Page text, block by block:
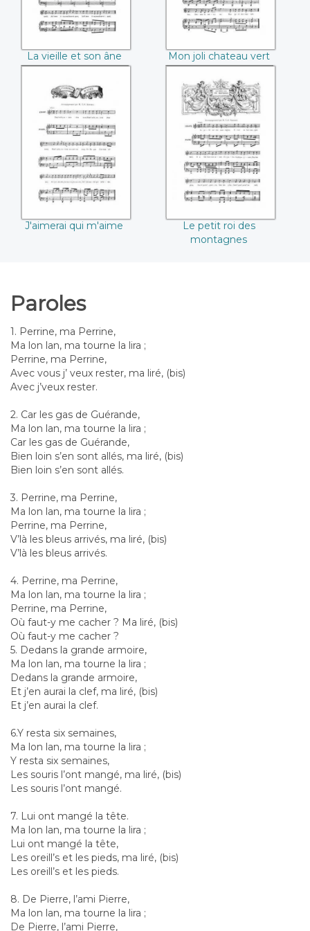
La vieille et son âne Mon joli chateau vert
J'aimerai qui
m'aime
J'aimerai qui m'aime
Le petit roi des
montagnes
Le petit roi des
montagnes
Paroles
1. Perrine, ma Perrine,
Ma lon lan, ma tourne la lira ;
Perrine, ma Perrine,
Avec vous j’ veux rester, ma liré, (bis)
Avec j’veux rester.
2. Car les gas de Guérande,
Ma lon lan, ma tourne la lira ;
Car les gas de Guérande,
Bien loin s’en sont allés, ma liré, (bis)
Bien loin s’en sont allés.
3. Perrine, ma Perrine,
Ma lon lan, ma tourne la lira ;
Perrine, ma Perrine,
V’là les bleus arrivés, ma liré, (bis)
V’là les bleus arrivés.
4. Perrine, ma Perrine,
Ma lon lan, ma tourne la lira ;
Perrine, ma Perrine,
Où faut-y me cacher ? Ma liré, (bis)
Où faut-y me cacher ?
5. Dedans la grande armoire,
Ma lon lan, ma tourne la lira ;
Dedans la grande armoire,
Et j’en aurai la clef, ma liré, (bis)
Et j’en aurai la clef.
6.Y resta six semaines,
Ma lon lan, ma tourne la lira ;
Y resta six semaines,
Les souris l’ont mangé, ma liré, (bis)
Les souris l’ont mangé.
7. Lui ont mangé la tête.
Ma lon lan, ma tourne la lira ;
Lui ont mangé la tête,
Les oreill’s et les pieds, ma liré, (bis)
Les oreill’s et les pieds.
8. De Pierre, l’ami Pierre,
Ma lon lan, ma tourne la lira ;
De Pierre, l’ami Pierre,